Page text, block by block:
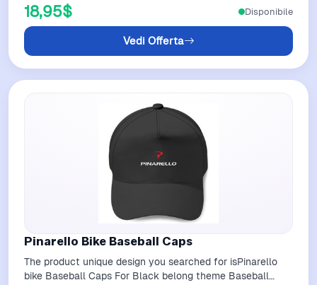
18,95$
Vedi Offerta
Disponibile
Pinarello Bike Baseball Caps
The product unique design you searched for isPinarello
bike Baseball Caps For Black belong theme Baseball